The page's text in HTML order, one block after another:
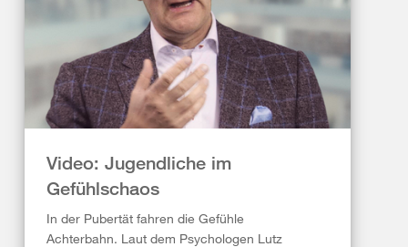
Video: Jugendliche im
Gefühlschaos
In der Pubertät fahren die Gefühle
Achterbahn. Laut dem Psychologen Lutz